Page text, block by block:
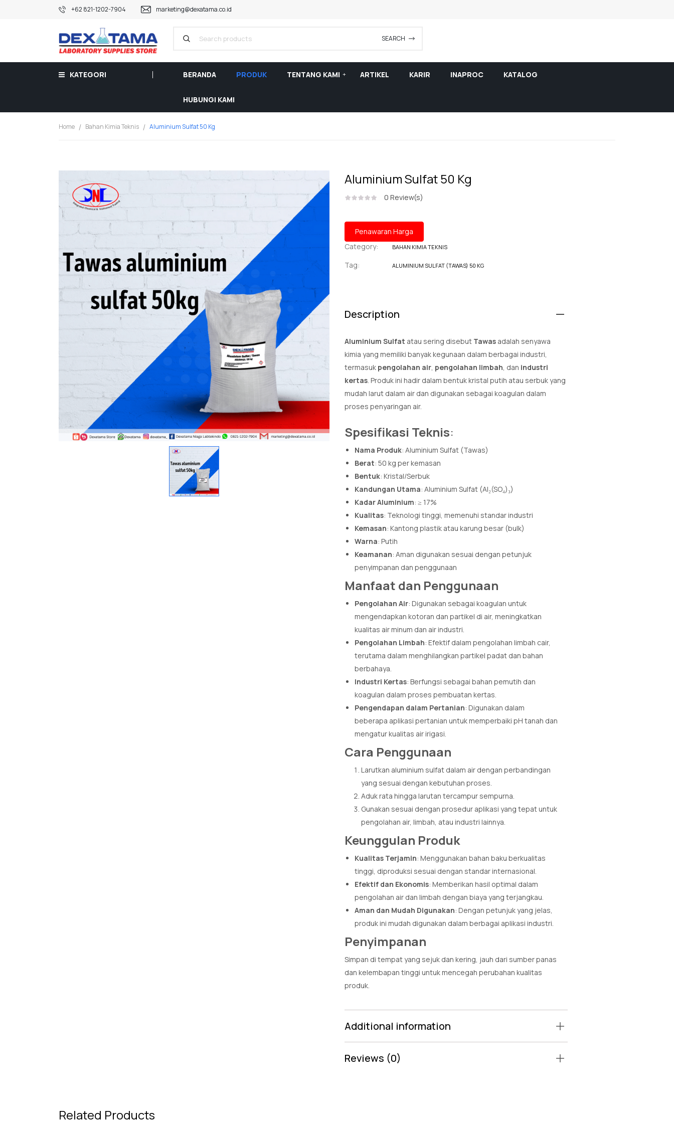
+62 821-1202-7904 marketing@dexatama.co.id
SEARCH
KATEGORI BERANDA PRODUK TENTANG KAMI ARTIKEL KARIR INAPROC KATALOG
HUBUNGI KAMI
Home Bahan Kimia Teknis Aluminium Sulfat 50 Kg
Aluminium Sulfat 50 Kg
0 Review(s)
Penawaran Harga
Category:
BAHAN KIMIA TEKNIS
Tag: ALUMINIUM SULFAT (TAWAS) 50 KG
Description
Aluminium Sulfat atau sering disebut Tawas adalah senyawa
kimia yang memiliki banyak kegunaan dalam berbagai industri,
termasuk pengolahan air, pengolahan limbah, dan industri
kertas. Produk ini hadir dalam bentuk kristal putih atau serbuk yang
mudah larut dalam air dan digunakan sebagai koagulan dalam
proses penyaringan air.
Spesifikasi Teknis:
Nama Produk: Aluminium Sulfat (Tawas)
Berat: 50 kg per kemasan
Bentuk: Kristal/Serbuk
Kandungan Utama: Aluminium Sulfat (Al₂(SO₄)₃)
Kadar Aluminium: ≥ 17%
Kualitas: Teknologi tinggi, memenuhi standar industri
Kemasan: Kantong plastik atau karung besar (bulk)
Warna: Putih
Keamanan: Aman digunakan sesuai dengan petunjuk
penyimpanan dan penggunaan
Manfaat dan Penggunaan
Pengolahan Air: Digunakan sebagai koagulan untuk
mengendapkan kotoran dan partikel di air, meningkatkan
kualitas air minum dan air industri.
Pengolahan Limbah: Efektif dalam pengolahan limbah cair,
terutama dalam menghilangkan partikel padat dan bahan
berbahaya.
Industri Kertas: Berfungsi sebagai bahan pemutih dan
koagulan dalam proses pembuatan kertas.
Pengendapan dalam Pertanian: Digunakan dalam
beberapa aplikasi pertanian untuk memperbaiki pH tanah dan
mengatur kualitas air irigasi.
Cara Penggunaan
Larutkan aluminium sulfat dalam air dengan perbandingan
yang sesuai dengan kebutuhan proses.
Aduk rata hingga larutan tercampur sempurna.
Gunakan sesuai dengan prosedur aplikasi yang tepat untuk
pengolahan air, limbah, atau industri lainnya.
Keunggulan Produk
Kualitas Terjamin: Menggunakan bahan baku berkualitas
tinggi, diproduksi sesuai dengan standar internasional.
Efektif dan Ekonomis: Memberikan hasil optimal dalam
pengolahan air dan limbah dengan biaya yang terjangkau.
Aman dan Mudah Digunakan: Dengan petunjuk yang jelas,
produk ini mudah digunakan dalam berbagai aplikasi industri.
Penyimpanan
Simpan di tempat yang sejuk dan kering, jauh dari sumber panas
dan kelembapan tinggi untuk mencegah perubahan kualitas
produk.
Additional information
Reviews (0)
Related Products